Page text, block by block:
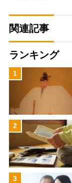
関連記事
ランキング
1
2
3